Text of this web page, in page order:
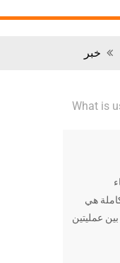
خبر
هي
عمليتين
البارد **